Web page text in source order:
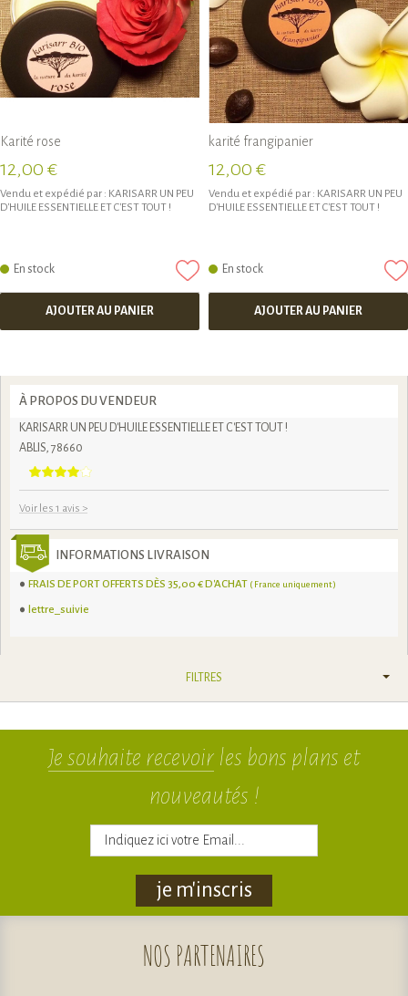
Karité rose
12,00 €
Vendu et expédié par : KARISARR UN PEU
D'HUILE ESSENTIELLE ET C'EST TOUT !
En stock
AJOUTER AU PANIER
karité frangipanier
12,00 €
Vendu et expédié par : KARISARR UN PEU
D'HUILE ESSENTIELLE ET C'EST TOUT !
En stock
AJOUTER AU PANIER
À PROPOS DU VENDEUR
KARISARR UN PEU D'HUILE ESSENTIELLE ET C'EST TOUT !
ABLIS, 78660
Voir les 1 avis >
INFORMATIONS LIVRAISON
FRAIS DE PORT OFFERTS DÈS 35,00 € D'ACHAT ( France uniquement )
lettre_suivie
FILTRES
Je souhaite recevoirles bons plans et
nouveautés !
je m'inscris
NOS PARTENAIRES